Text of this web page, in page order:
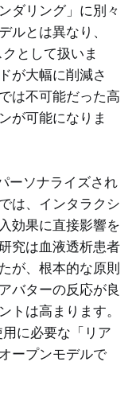
ダリング」に別々
ルとは異なり、
として扱いま
が大幅に削減さ
は不可能だった高
が可能になりま
ーソナライズされ
は、インタラクシ
効果に直接影響を
究は血液透析患者
が、根本的な原則
バターの反応が良
トは高まります。
に必要な「リア
ープンモデルで